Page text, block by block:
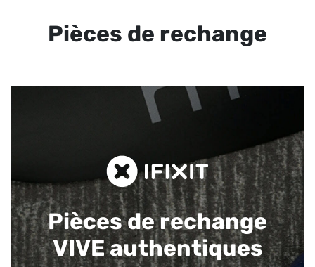
Pièces de rechange
Pièces de rechange
VIVE authentiques​